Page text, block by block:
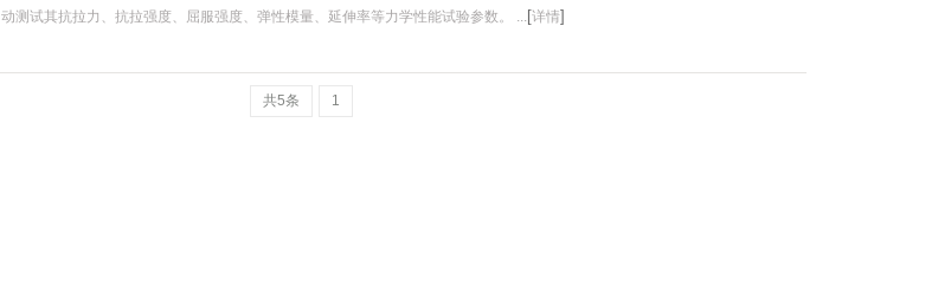
动测试其抗拉力、抗拉强度、屈服强度、弹性模量、延伸率等力学性能试验参数。 ... [详情]
共5条 1